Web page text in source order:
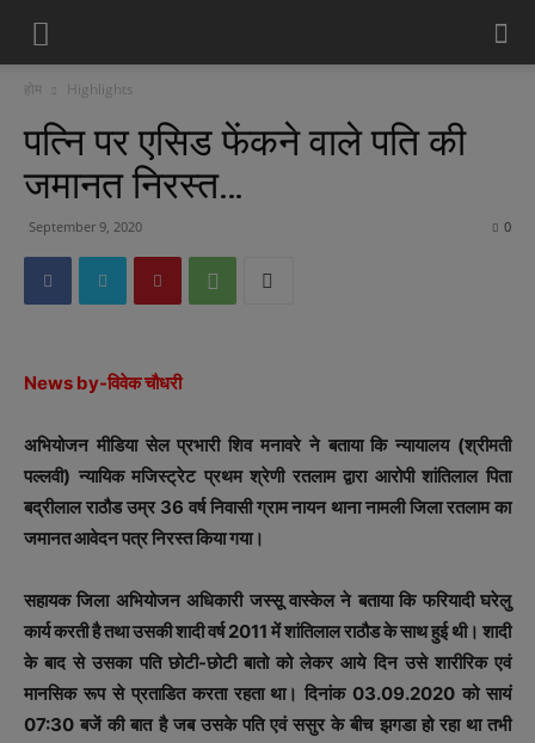
होम Highlights
पत्नि पर एसिड फेंकने वाले पति की
जमानत निरस्‍त…
September 9, 2020 0
News by-विवेक चौधरी
अभियोजन मीडिया सेल प्रभारी शिव मनावरे ने बताया कि न्‍यायालय (श्रीमती
पल्‍लवी) न्‍यायिक मजिस्‍ट्रेट प्रथम श्रेणी रतलाम द्वारा आरोपी शांतिलाल पिता
बद्रीलाल राठौड उम्र 36 वर्ष निवासी ग्राम नायन थाना नामली जिला रतलाम का
जमानत आवेदन पत्र निरस्‍त किया गया।
सहायक जिला अभियोजन अधिकारी जस्‍सू वास्‍केल ने बताया कि फरियादी घरेलु
कार्य करती है तथा उसकी शादी वर्ष 2011 में शांतिलाल राठौड के साथ हुई थी। शादी
के बाद से उसका पति छोटी-छोटी बातो को लेकर आये दिन उसे शारीरिक एवं
मानसिक रूप से प्रताडित करता रहता था। दिनांक 03.09.2020 को सायं
07:30 बजें की बात है जब उसके पति एवं ससुर के बीच झगडा हो रहा था तभी